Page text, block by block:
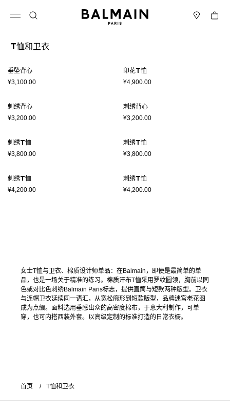
购物车
T恤和卫衣
垂坠背心
¥3,100.00
印花T恤
¥4,900.00
刺绣背心
¥3,200.00
刺绣背心
¥3,200.00
刺绣T恤
¥3,800.00
刺绣T恤
¥3,800.00
刺绣T恤
¥4,200.00
刺绣T恤
¥4,200.00
女士T恤与卫衣、棉质设计师单品：在Balmain，即使是最简单的单
品，也是一场关于精准的练习。棉质汗布T恤采用罗纹圆领，胸前以同
色或对比色刺绣Balmain Paris标志，提供直筒与短款两种版型。卫衣
与连帽卫衣延续同一语汇，从宽松廓形到短款版型，品牌迷宫老花图
成为点缀。面料选用垂感出众的高密度棉布，于意大利制作，可单
穿，也可内搭西装外套。以高级定制的标准打造的日常衣橱。
首页 T恤和卫衣